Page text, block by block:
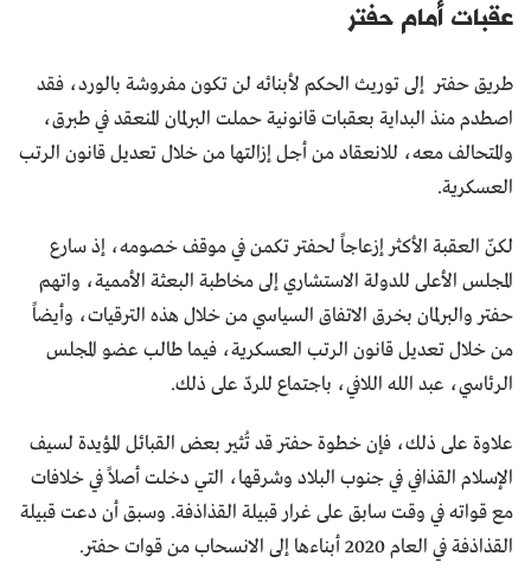
عقبات أمام حفتر
طريق حفتر إلى توريث الحكم لأبنائه لن تكون مفروشة بالورد، فقد
اصطدم منذ البداية بعقبات قانونية حملت البرلمان المنعقد في طبرق،
والمتحالف معه، للانعقاد من أجل إزالتها من خلال تعديل قانون الرتب
العسكرية.
لكنّ العقبة الأكثر إزعاجاً لحفتر تكمن في موقف خصومه، إذ سارع
المجلس الأعلى للدولة الاستشاري إلى مخاطبة البعثة الأممية، واتهم
حفتر والبرلمان بخرق الاتفاق السياسي من خلال هذه الترقيات، وأيضاً
من خلال تعديل قانون الرتب العسكرية، فيما طالب عضو المجلس
الرئاسي، عبد الله اللافي، باجتماع للردّ على ذلك.
علاوة على ذلك، فإن خطوة حفتر قد تُثير بعض القبائل المؤيدة لسيف
الإسلام القذافي في جنوب البلاد وشرقها، التي دخلت أصلاً في خلافات
مع قواته في وقت سابق على غرار قبيلة القذاذفة. وسبق أن دعت قبيلة
القذاذفة في العام 2020 أبناءها إلى الانسحاب من قوات حفتر.